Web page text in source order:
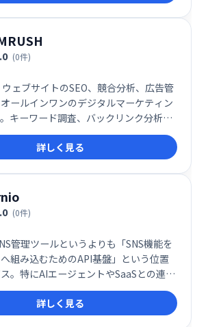
ルメディアでのエンゲージメント向上を
Androidアプリにも対応。
(0件)
ェブサイトのSEO、競合分析、広告管
ールインワンのデジタルマーケティン
キーワード調査、バックリンク分析、
ィットなど、幅広い機能を提供し、オン
ゼンス向上をサポートします。効果的
ーケティング戦略の実現に貢献します。
詳しく見る
(0件)
管理ツールというよりも「SNS機能を
組み込むためのAPI基盤」という位置
。特にAIエージェントやSaaSとの連携
計になっており、複数SNSへの投稿や認
したい開発チームにとって注目したい
詳しく見る